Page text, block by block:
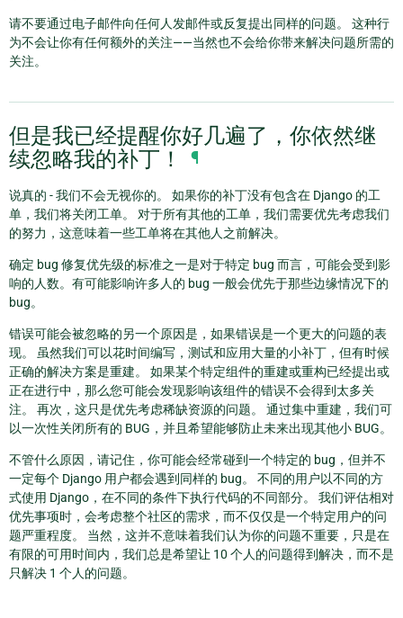
请不要通过电子邮件向任何人发邮件或反复提出同样的问题。 这种行
为不会让你有任何额外的关注——当然也不会给你带来解决问题所需的
关注。
但是我已经提醒你好几遍了，你依然继
续忽略我的补丁！
¶
说真的 - 我们不会无视你的。 如果你的补丁没有包含在 Django 的工
单，我们将关闭工单。 对于所有其他的工单，我们需要优先考虑我们
的努力，这意味着一些工单将在其他人之前解决。
确定 bug 修复优先级的标准之一是对于特定 bug 而言，可能会受到影
响的人数。有可能影响许多人的 bug 一般会优先于那些边缘情况下的
bug。
错误可能会被忽略的另一个原因是，如果错误是一个更大的问题的表
现。 虽然我们可以花时间编写，测试和应用大量的小补丁，但有时候
正确的解决方案是重建。 如果某个特定组件的重建或重构已经提出或
正在进行中，那么您可能会发现影响该组件的错误不会得到太多关
注。 再次，这只是优先考虑稀缺资源的问题。 通过集中重建，我们可
以一次性关闭所有的 BUG，并且希望能够防止未来出现其他小 BUG。
不管什么原因，请记住，你可能会经常碰到一个特定的 bug，但并不
一定每个 Django 用户都会遇到同样的 bug。 不同的用户以不同的方
式使用 Django，在不同的条件下执行代码的不同部分。 我们评估相对
优先事项时，会考虑整个社区的需求，而不仅仅是一个特定用户的问
题严重程度。 当然，这并不意味着我们认为你的问题不重要，只是在
有限的可用时间内，我们总是希望让 10 个人的问题得到解决，而不是
只解决 1 个人的问题。